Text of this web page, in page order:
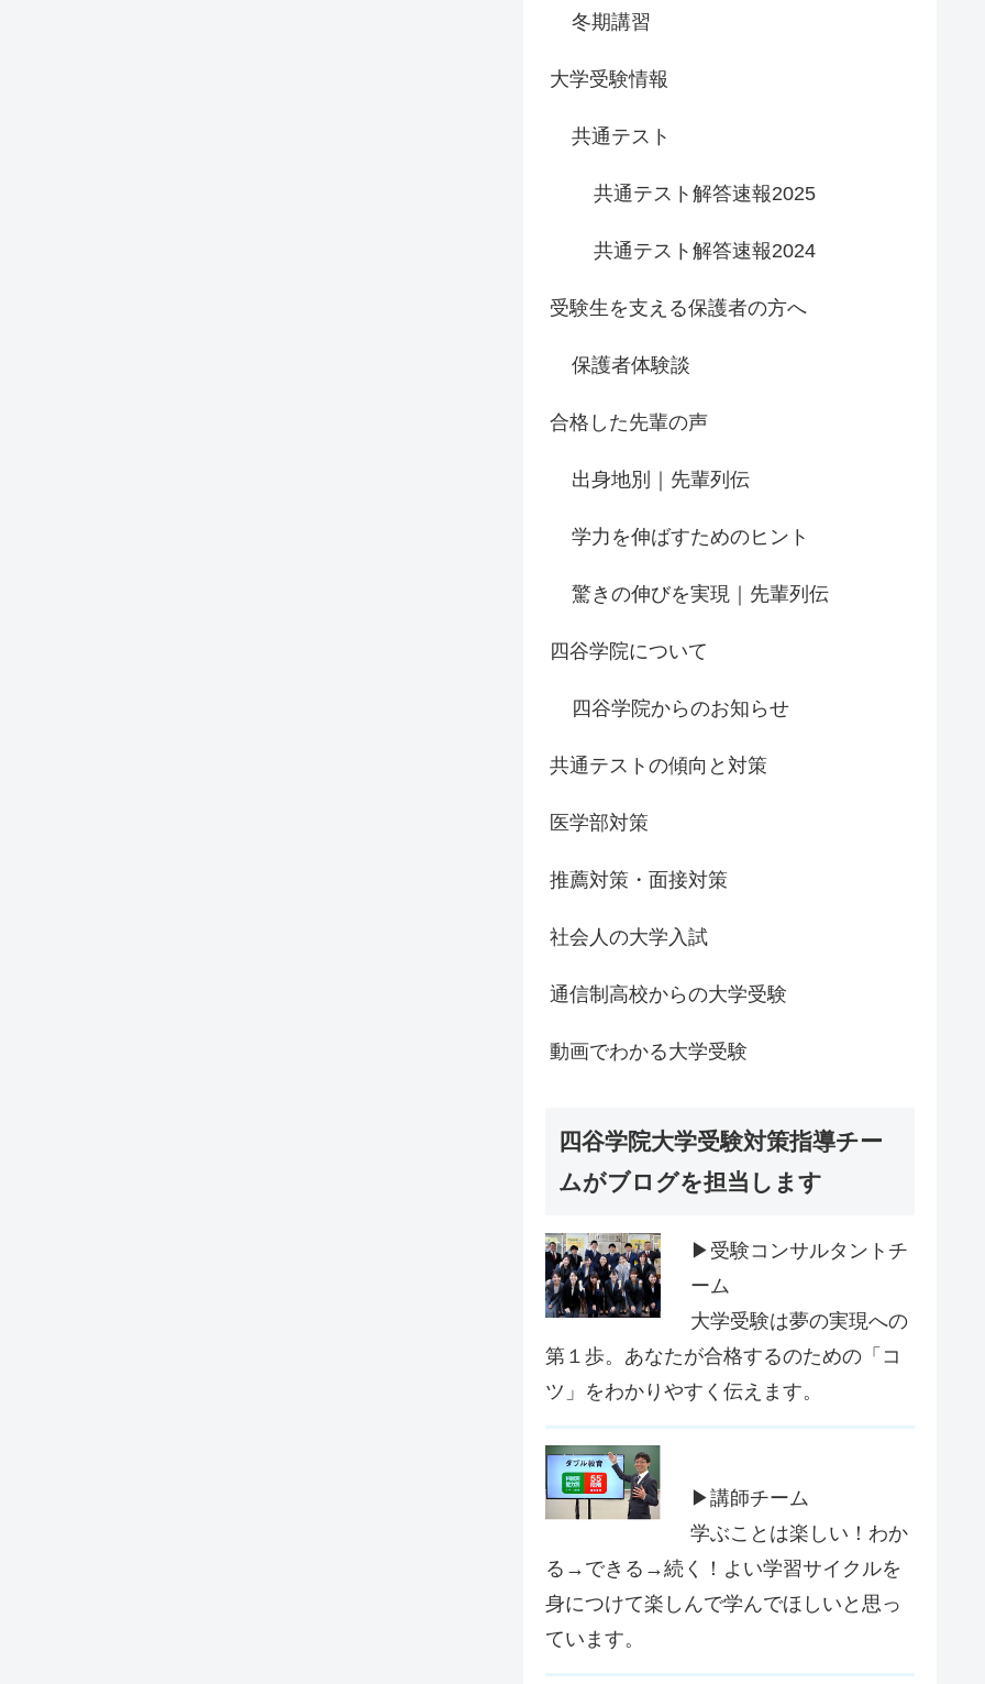
冬期講習
大学受験情報
共通テスト
共通テスト解答速報2025
共通テスト解答速報2024
受験生を支える保護者の方へ
保護者体験談
合格した先輩の声
出身地別｜先輩列伝
学力を伸ばすためのヒント
驚きの伸びを実現｜先輩列伝
四谷学院について
四谷学院からのお知らせ
共通テストの傾向と対策
医学部対策
推薦対策・面接対策
社会人の大学入試
通信制高校からの大学受験
動画でわかる大学受験
四谷学院大学受験対策指導チー
ムがブログを担当します
▶受験コンサルタントチ
ーム
大学受験は夢の実現への
第１歩。あなたが合格するのための「コ
ツ」をわかりやすく伝えます。
▶講師チーム
学ぶことは楽しい！わか
る→できる→続く！よい学習サイクルを
身につけて楽しんで学んでほしいと思っ
ています。